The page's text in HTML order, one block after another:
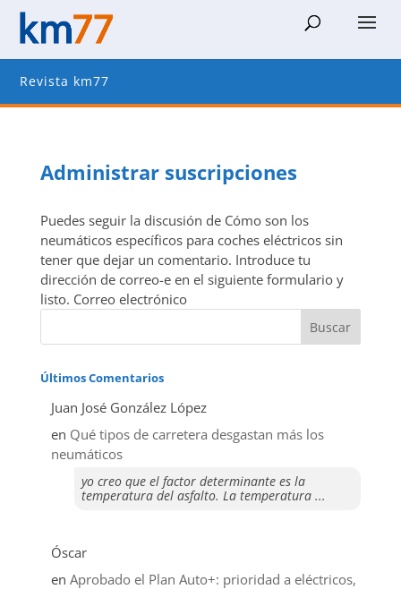
Revista km77
Administrar suscripciones
Puedes seguir la discusión de Cómo son los
neumáticos específicos para coches eléctricos sin
tener que dejar un comentario. Introduce tu
dirección de correo-e en el siguiente formulario y
listo. Correo electrónico
Últimos Comentarios
Juan José González López
en Qué tipos de carretera desgastan más los
neumáticos
yo creo que el factor determinante es la
temperatura del asfalto. La temperatura ...
Óscar
en Aprobado el Plan Auto+: prioridad a eléctricos,